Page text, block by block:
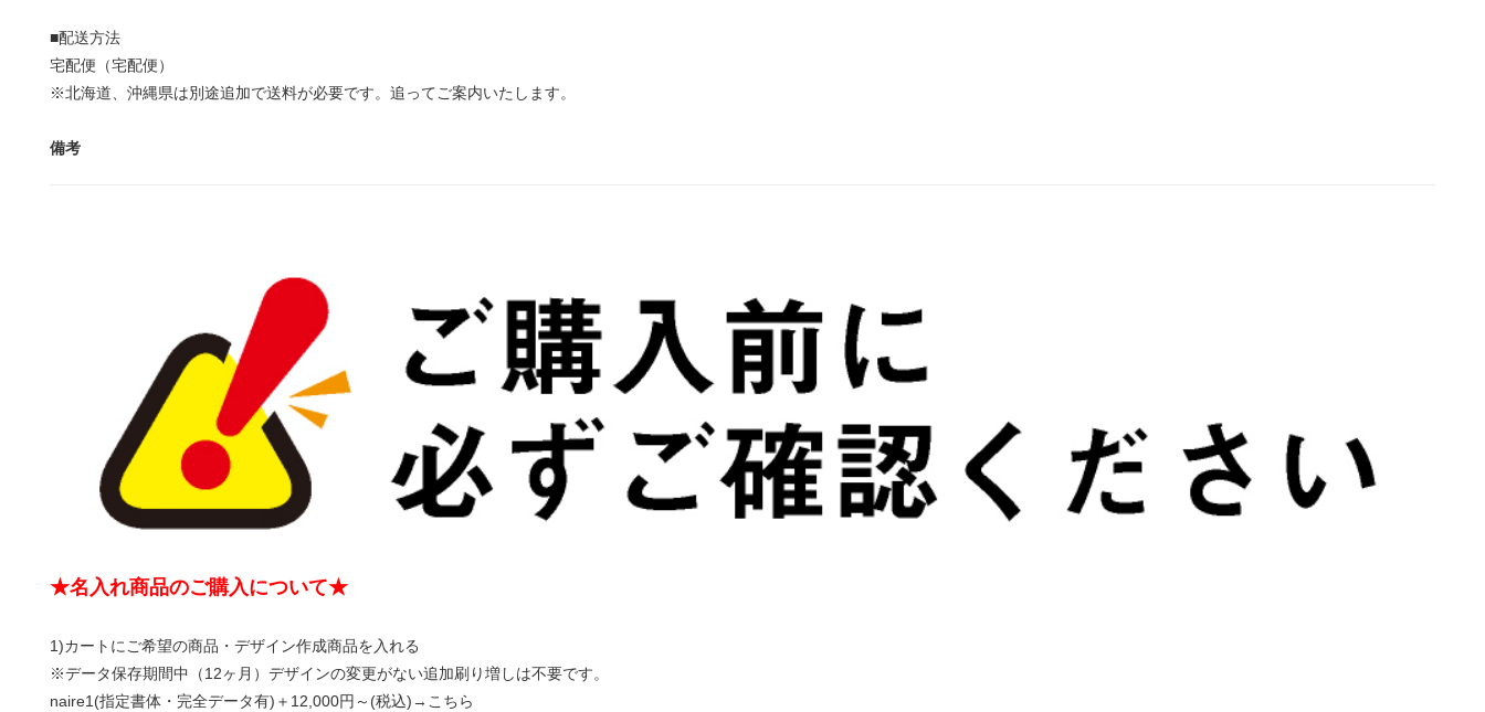
■配送方法
宅配便（宅配便）
※北海道、沖縄県は別途追加で送料が必要です。追ってご案内いたします。
備考
★名入れ商品のご購入について★
1)カートにご希望の商品・デザイン作成商品を入れる
※データ保存期間中（12ヶ月）デザインの変更がない追加刷り増しは不要です。
naire1(指定書体・完全データ有)＋12,000円～(税込)→ こちら